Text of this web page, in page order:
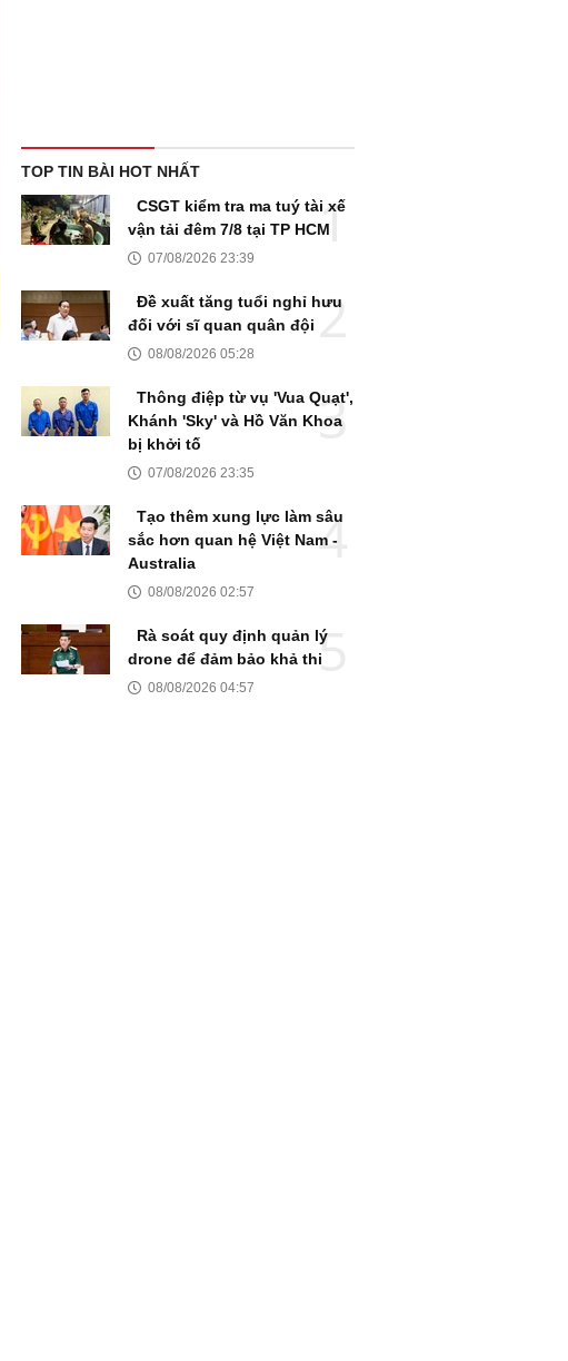
TOP TIN BÀI HOT NHẤT
CSGT kiểm tra ma tuý tài xế
vận tải đêm 7/8 tại TP HCM
07/08/2026 23:39
Đề xuất tăng tuổi nghỉ hưu
đối với sĩ quan quân đội
08/08/2026 05:28
Thông điệp từ vụ 'Vua Quạt',
Khánh 'Sky' và Hồ Văn Khoa
bị khởi tố
07/08/2026 23:35
Tạo thêm xung lực làm sâu
sắc hơn quan hệ Việt Nam -
Australia
08/08/2026 02:57
Rà soát quy định quản lý
drone để đảm bảo khả thi
08/08/2026 04:57